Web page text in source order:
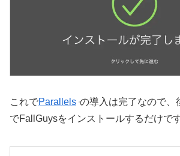
これでParallels の導入は完了なので、
でFallGuysをインストールするだけです